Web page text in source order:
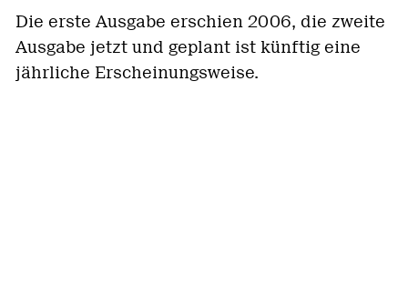
Die erste Ausgabe erschien 2006, die zweite
Ausgabe jetzt und geplant ist künftig eine
jährliche Erscheinungsweise.